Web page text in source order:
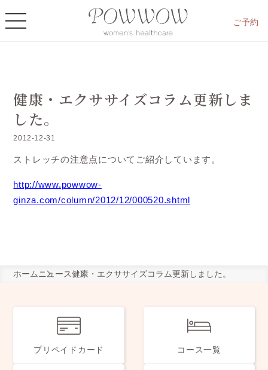
ご予約
健康・エクササイズコラム更新しま
した。
2012-12-31
ストレッチの注意点についてご紹介しています。
http://www.powwow-
ginza.com/column/2012/12/000520.shtml
ホーム ニュース健康・エクササイズコラム更新しました。
プリペイドカード コース一覧